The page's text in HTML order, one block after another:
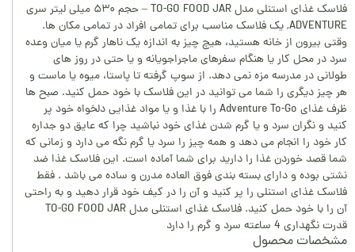
فلاسک غذای استنلی مدل TO-GO FOOD JAR – حجم ۵۳۰ میلی لیتر سری
ADVENTURE, یک فلاسک مناسب برای تمامی افراد در تمامی مکان ها.
وقتی بیرون از خانه هستید، هیچ چیز به اندازه یک ناهار گرم یا میان وعده
سرد در محل کار یا هنگام سفرهای ماجراجویانه و یا حتی در روز های
طولانی در مدرسه مزه نمی دهد. از سوپ گرفته تا پاستا، میوه یا ماست و
هر چیز دیگری را شما می توانید در این فلاسک با خود حمل کنید. صبح ها
ظرف غذای Adventure To-Go را با غذا و یا مواد غذایی دلخواه خود پر
کنید و نگران سرد و یا گرم شدن غذای خود نباشید چرا که عایق دو جداره
کار خود را انجام می دهد و همه چیز را سرد یا گرم نگه می دارد و زمانی که
شما قصد خوردن غذا را دارید برای شما آماده است. این فلاسک غذا ضد
نشتی بوده و دارای بسته بندی فوق العاده مدرن و ساده می باشد . فقط
فلاسک غذای استنلی را پر کنید و آن را در کیف خود قرار دهید و به راحتی
آن را با خود حمل کنید. فلاسک غذای استنلی مدل TO-GO FOOD JAR
قدرت نگهداری 4 ساعته سرد و گرم را دارد
مشخصات محصول